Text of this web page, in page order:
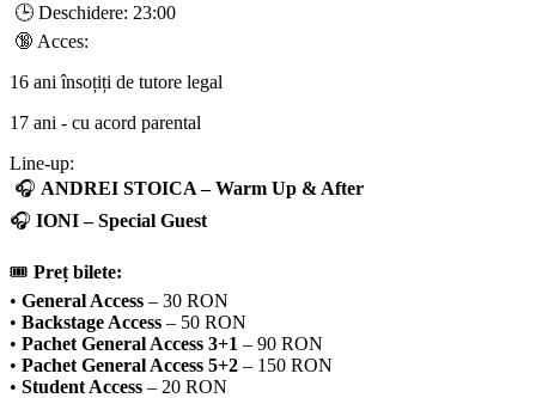
🕒 Deschidere: 23:00
🔞 Acces:
16 ani însoțiți de tutore legal
17 ani - cu acord parental
Line-up:
🎧 ANDREI STOICA – Warm Up & After
🎧 IONI – Special Guest
🎟️ Preț bilete:
• General Access – 30 RON
• Backstage Access – 50 RON
• Pachet General Access 3+1 – 90 RON
• Pachet General Access 5+2 – 150 RON
• Student Access – 20 RON